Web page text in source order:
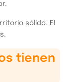
sólido. El
tienen